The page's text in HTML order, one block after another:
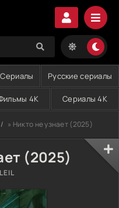
Сериалы Русские сериалы
4K Сериалы 4K
» Никто не узнает (2025)
(2025)